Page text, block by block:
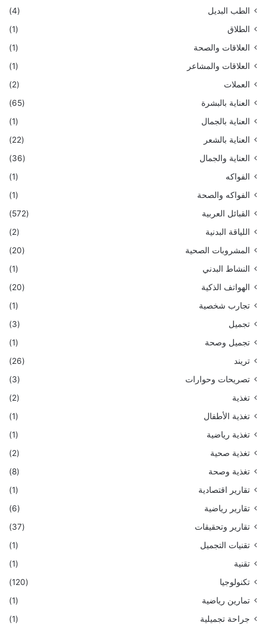
الطب البديل
(4)
الطلاق
(1)
العلاقات والصحة
(1)
العلاقات والمشاعر
(1)
العملات
(2)
العناية بالبشرة
(65)
العناية بالجمال
(1)
العناية بالشعر
(22)
العناية والجمال
(36)
الفواكه
(1)
الفواكه والصحة
(1)
القبائل العربية
(572)
اللياقة البدنية
(2)
المشروبات الصحية
(20)
النشاط البدني
(1)
الهواتف الذكية
(20)
تجارب شخصية
(1)
تجميل
(3)
تجميل وصحة
(1)
تريند
(26)
تصريحات وحوارات
(3)
تغذية
(2)
تغذية الأطفال
(1)
تغذية رياضية
(1)
تغذية صحية
(2)
تغذية وصحة
(8)
تقارير اقتصادية
(1)
تقارير رياضية
(6)
تقارير وتحقيقات
(37)
تقنيات التجميل
(1)
تقنية
(1)
تكنولوجيا
(120)
تمارين رياضية
(1)
جراحة تجميلية
(1)